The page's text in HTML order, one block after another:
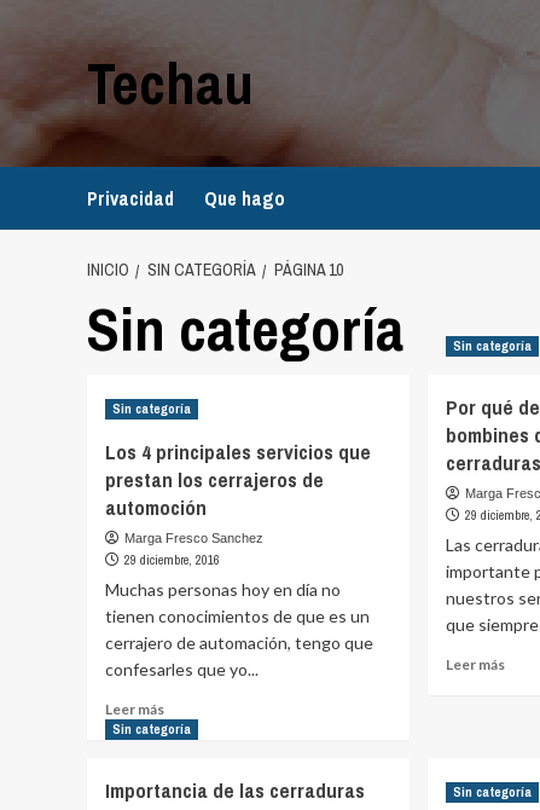
Techau
Privacidad Que hago
INICIO SIN CATEGORÍA PÁGINA 10
Sin categoría
Sin categoría
Los 4 principales servicios que
prestan los cerrajeros de
automoción
Marga Fresco Sanchez
29 diciembre, 2016
Muchas personas hoy en día no
tienen conocimientos de que es un
cerrajero de automación, tengo que
confesarles que yo...
Leer más
más
4
Sin categoría
Por qué
bombines
Marga
29 diciembre,
Las
importante
nuestros
que
Leer más
Sin categoría
Importancia de las cerraduras Sin categoría